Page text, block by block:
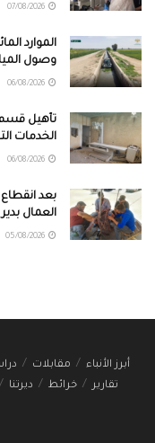
الموارد
وصول
تأهيل قسم
الخدمات
العمال بدير
أبرز الأنباء مقابلات
تقارير
خرائط ديرتنا